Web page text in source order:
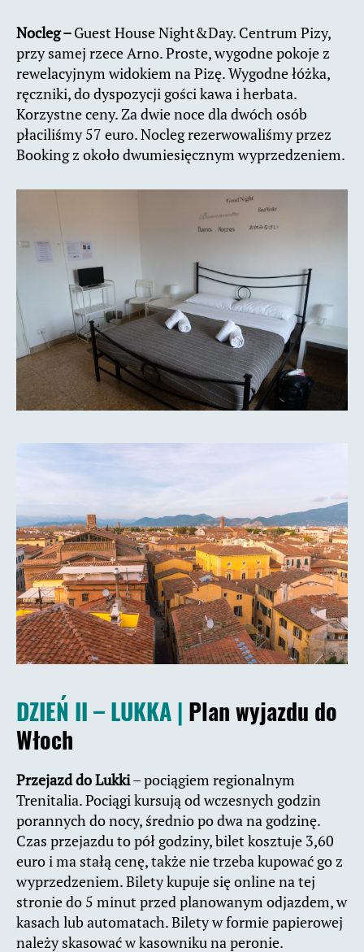
Nocleg –Guest House Night&Day. Centrum Pizy,
przy samej rzece Arno. Proste, wygodne pokoje z
rewelacyjnym widokiem na Pizę. Wygodne łóżka,
ręczniki, do dyspozycji gości kawa i herbata.
Korzystne ceny. Za dwie noce dla dwóch osób
płaciliśmy 57 euro. Nocleg rezerwowaliśmy przez
Booking z około dwumiesięcznym wyprzedzeniem.
DZIEŃ II – LUKKA | Plan wyjazdu do
Włoch
Przejazd do Lukki– pociągiem regionalnym
Trenitalia. Pociągi kursują od wczesnych godzin
porannych do nocy, średnio po dwa na godzinę.
Czas przejazdu to pół godziny, bilet kosztuje 3,60
euro i ma stałą cenę, także nie trzeba kupować go z
wyprzedzeniem. Bilety kupuje się online na tej
stronie do 5 minut przed planowanym odjazdem, w
kasach lub automatach. Bilety w formie papierowej
należy skasować w kasowniku na peronie.